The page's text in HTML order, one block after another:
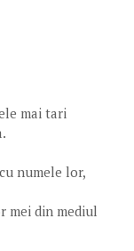
mai tari
numele lor,
mei din mediul